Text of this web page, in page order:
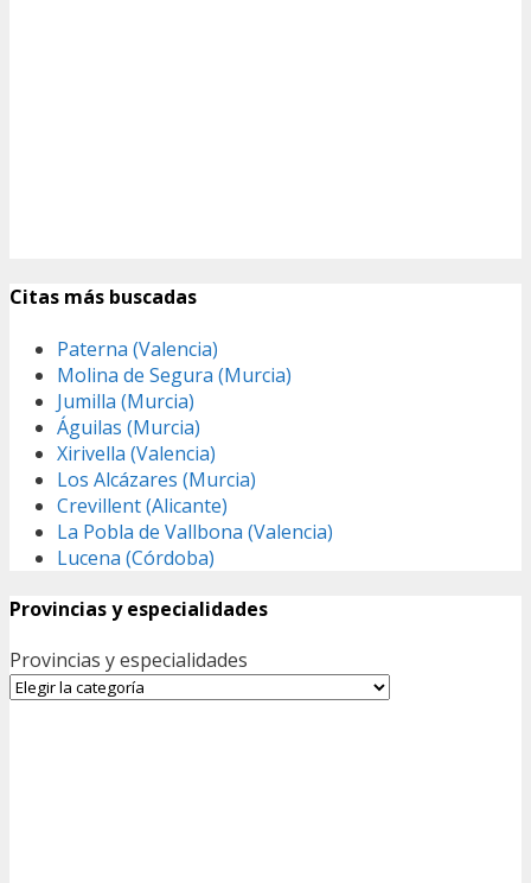
Citas más buscadas
Paterna (Valencia)
Molina de Segura (Murcia)
Jumilla (Murcia)
Águilas (Murcia)
Xirivella (Valencia)
Los Alcázares (Murcia)
Crevillent (Alicante)
La Pobla de Vallbona (Valencia)
Lucena (Córdoba)
Provincias y especialidades
Provincias y especialidades